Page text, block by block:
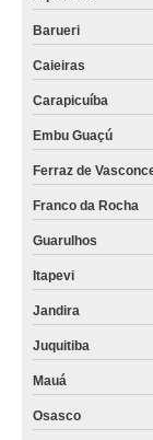
onde encontrar
estufa para
estufa secagem
onde comprar estufa
estufa de
estufa para secagem
onde comprar estufa
estufa de secagem
Barueri
Caieiras
Carapicuíba
Embu Guaçú
Ferraz de
Franco da Rocha
Guarulhos
Itapevi
Jandira
Juquitiba
Mauá
Osasco